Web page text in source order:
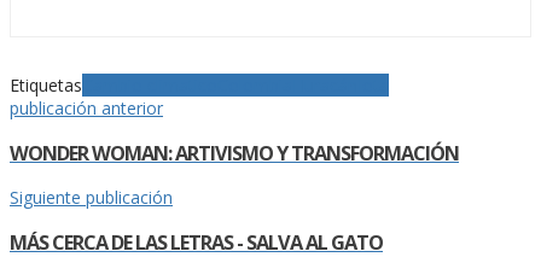
Etiquetas
publicación anterior
WONDER WOMAN: ARTIVISMO Y TRANSFORMACIÓN
Siguiente publicación
MÁS CERCA DE LAS LETRAS - SALVA AL GATO